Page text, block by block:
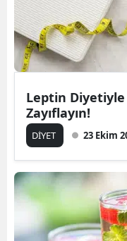
Leptin
Zayıflayın!
DİYET 23 Ekim